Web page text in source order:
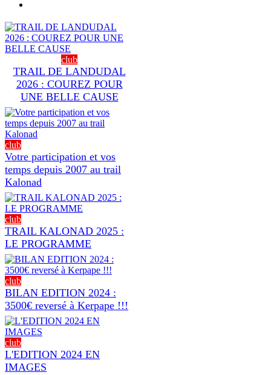
club
TRAIL DE LANDUDAL
2026 : COUREZ POUR
UNE BELLE CAUSE
club
Votre participation et vos
temps depuis 2007 au trail
Kalonad
club
TRAIL KALONAD 2025 :
LE PROGRAMME
club
BILAN EDITION 2024 :
3500€ reversé à Kerpape !!!
club
L'EDITION 2024 EN
IMAGES